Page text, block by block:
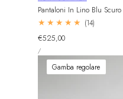
Pantaloni In Lino Blu
(14)14
Prezzo
normale
€525,00
UNITARIO
/PER
Gamba regolare